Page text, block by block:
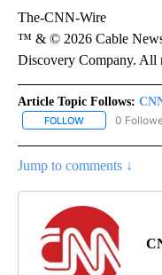
The-CNN-Wire
™ & © 2026 Cable
Discovery Company. All
Article Topic Follows:
FOLLOW FOLLOW "CNN
0
Jump to comments ↓